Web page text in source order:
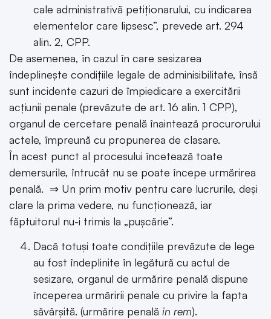
cale administrativă petiționarului, cu indicarea
elementelor care lipsesc”, prevede art. 294
alin. 2, CPP.
De asemenea, în cazul în care sesizarea
îndeplinește condițiile legale de adminisibilitate, însă
sunt incidente cazuri de împiedicare a exercitării
acțiunii penale (prevăzute de art. 16 alin. 1 CPP),
organul de cercetare penală înaintează procurorului
actele, împreună cu propunerea de clasare.
În acest punct al procesului încetează toate
demersurile, întrucât nu se poate începe urmărirea
penală. ⇒ Un prim motiv pentru care lucrurile, deși
clare la prima vedere, nu funcționează, iar
făptuitorul nu-i trimis la „pușcărie”.
Dacă totuși toate condițiile prevăzute de lege
au fost îndeplinite în legătură cu actul de
sesizare, organul de urmărire penală dispune
începerea urmăririi penale cu privire la fapta
săvârșită. (urmărire penală in rem).